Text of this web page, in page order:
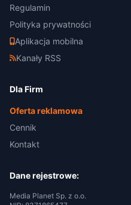
Regulamin
Polityka prywatności
Aplikacja mobilna
Kanały RSS
Dla Firm
Oferta reklamowa
Cennik
Kontakt
Dane rejestrowe:
Media Planet Sp. z o.o.